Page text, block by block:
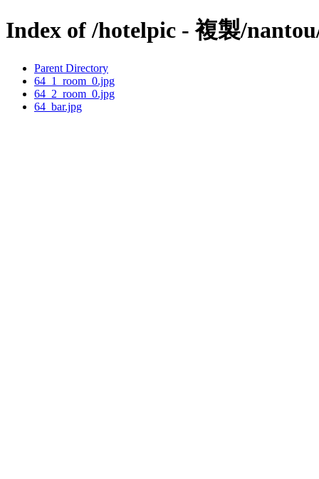
Index of /hotelpic - 複製/
Parent Directory
64_1_room_0.jpg
64_2_room_0.jpg
64_bar.jpg